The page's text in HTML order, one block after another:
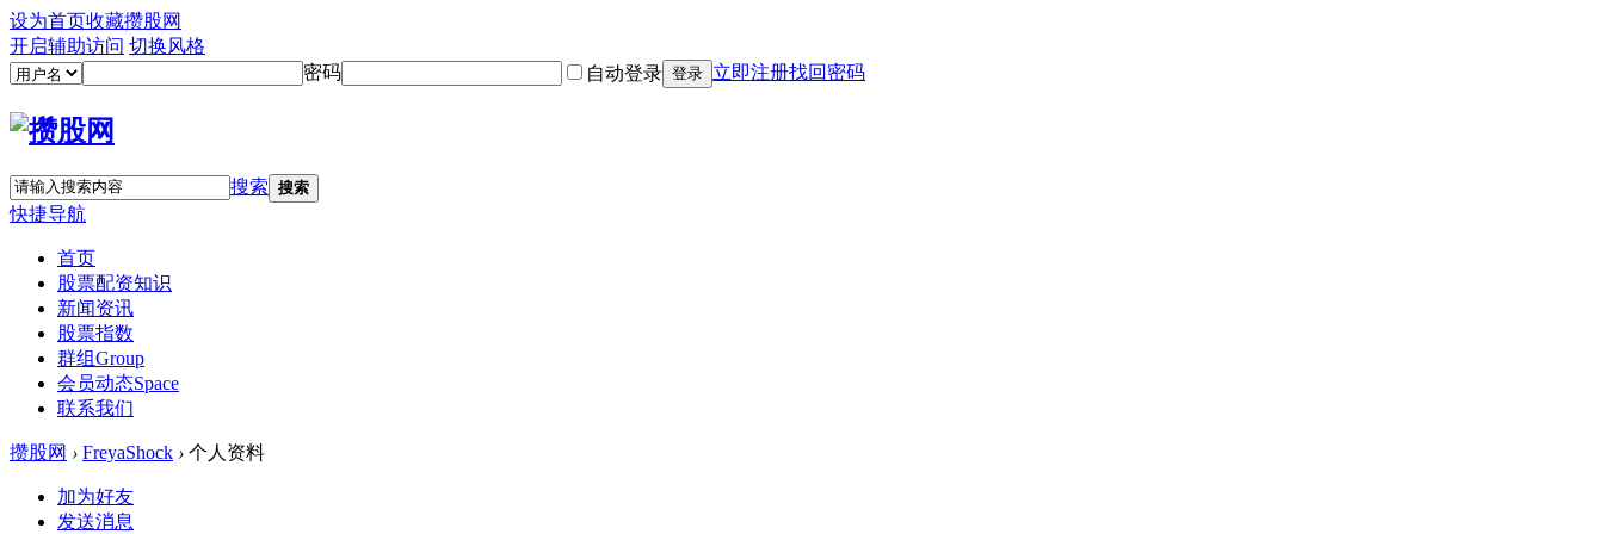
设为首页收藏攒股网
开启辅助访问 切换风格
密码
自动登录 登录 立即注册找回密码
搜索 搜索
快捷导航
首页
股票配资知识
新闻资讯
股票指数
群组Group
会员动态Space
联系我们
攒股网 › FreyaShock › 个人资料
加为好友
发送消息